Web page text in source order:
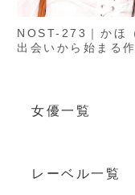
NOST-273｜かほ
出会いから始まる
女優一覧
レーベル一覧